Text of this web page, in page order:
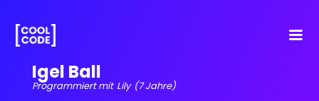
Igel Ball
Programmiert mit Lily (7 Jahre)